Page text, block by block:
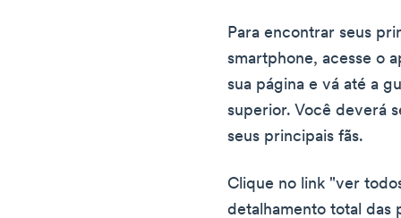
Para encontrar seus
smartphone, acesse o
sua página e vá até a
superior. Você deverá
seus principais fãs.
Clique no link "ver
detalhamento total das